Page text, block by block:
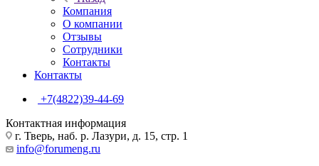
Компания
О компании
Отзывы
Сотрудники
Контакты
Контакты
+7(4822)39-44-69
Контактная информация
г. Тверь, наб. р. Лазури, д. 15, стр. 1
info@forumeng.ru